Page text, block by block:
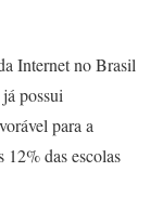
Internet no Brasil
possui
para a
12% das escolas